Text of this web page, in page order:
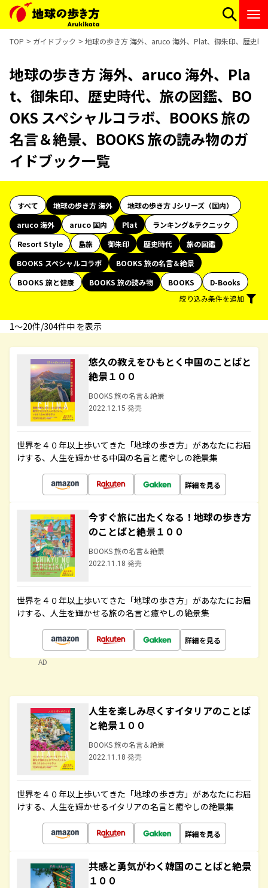
TOP ガイドブック 地球の歩き方 海外、aruco 海外、Plat、御朱印、歴史時
地球の歩き方 海外、aruco 海外、Pla
t、御朱印、歴史時代、旅の図鑑、BO
OKS スペシャルコラボ、BOOKS 旅の
名言＆絶景、BOOKS 旅の読み物のガ
イドブック一覧
すべて 地球の歩き方 海外
地球の歩き方 Jシリーズ（国内）
aruco 海外
aruco 国内 Plat
ランキング&テクニック
Resort Style
島旅 御朱印 歴史時代
旅の図鑑
BOOKS スペシャルコラボ
BOOKS 旅の名言＆絶景
BOOKS 旅と健康
BOOKS 旅の読み物 BOOKS
D-Books
絞り込み条件を追加
1〜20件/304件中 を表示
悠久の教えをひもとく中国のことばと
絶景１００
BOOKS 旅の名言＆絶景
2022.12.15 発売
世界を４０年以上歩いてきた「地球の歩き方」があなたにお届
けする、人生を輝かせる中国の名言と癒やしの絶景集
詳細を見る
今すぐ旅に出たくなる！地球の歩き方
のことばと絶景１００
BOOKS 旅の名言＆絶景
2022.11.18 発売
世界を４０年以上歩いてきた「地球の歩き方」があなたにお届
けする、人生を輝かせる旅の名言と癒やしの絶景集
詳細を見る
AD
人生を楽しみ尽くすイタリアのことば
と絶景１００
BOOKS 旅の名言＆絶景
2022.11.18 発売
世界を４０年以上歩いてきた「地球の歩き方」があなたにお届
けする、人生を輝かせるイタリアの名言と癒やしの絶景集
詳細を見る
共感と勇気がわく韓国のことばと絶景
１００